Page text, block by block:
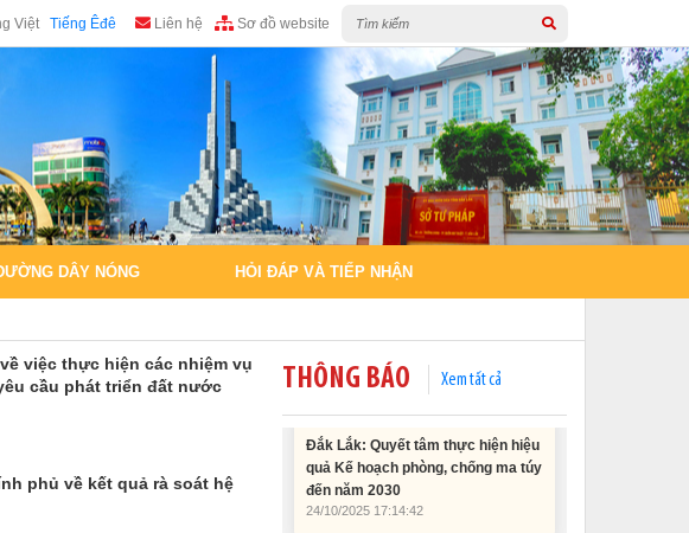
Việt Tiếng Êđê Liên hệ Sơ đồ website
DÂY NÓNG HỎI ĐÁP VÀ TIẾP NHẬN
việc thực hiện các nhiệm vụ
cầu phát triển đất nước
phủ về kết quả rà soát hệ
THÔNG BÁO Xem tất cả
Tài liệu Hội nghị công chức, viên
chức và người lao động năm 2025
15/01/2026 15:29:29
Tài liệu Hội nghị triển khai công tác
tư pháp năm 2026
12/01/2026 14:30:21
Sổ tay tìm hiểu các quy định pháp
luật về đăng ký doanh nghiệp và
10/01/2026 15:22:31
đến năm 2030
24/10/2025 17:14:42